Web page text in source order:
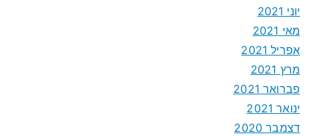
יוני 2021
מאי 2021
אפריל 2021
מרץ 2021
פברואר 2021
ינואר 2021
דצמבר 2020